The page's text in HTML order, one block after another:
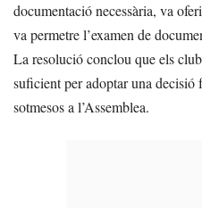
documentació necessària, va
va permetre l’examen de
La resolució conclou que els
suficient per adoptar una decisió
sotmesos a l’Assemblea.